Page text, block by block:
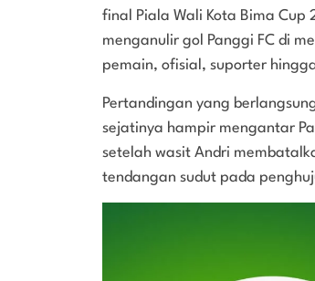
final Piala Wali Kota Bima
menganulir gol Panggi FC di
pemain, ofisial, suporter
Pertandingan yang
sejatinya hampir mengantar
setelah wasit Andri
tendangan sudut pada